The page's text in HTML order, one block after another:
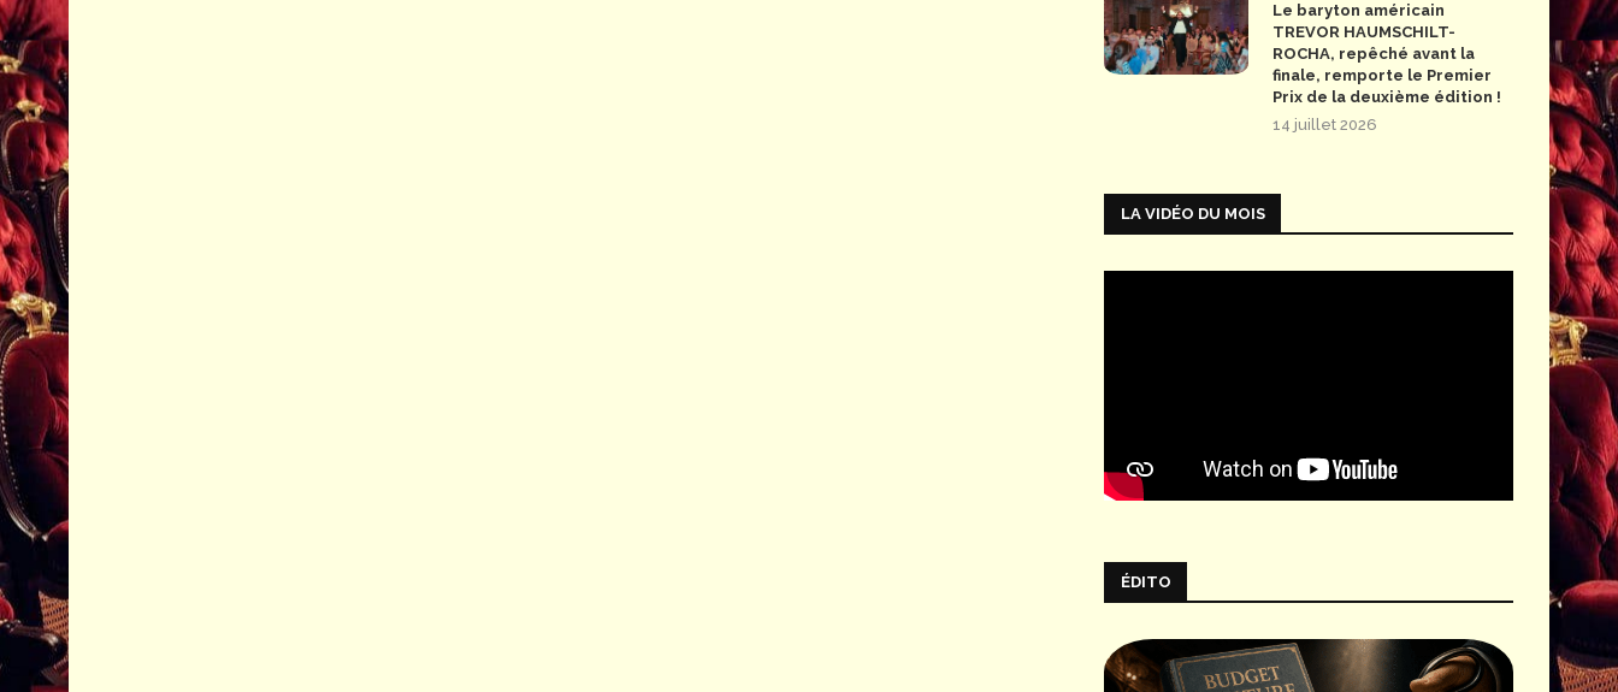
Le baryton américain
TREVOR HAUMSCHILT-
ROCHA, repêché avant la
finale, remporte le Premier
Prix de la deuxième édition !
14 juillet 2026
LA VIDÉO DU MOIS
ÉDITO